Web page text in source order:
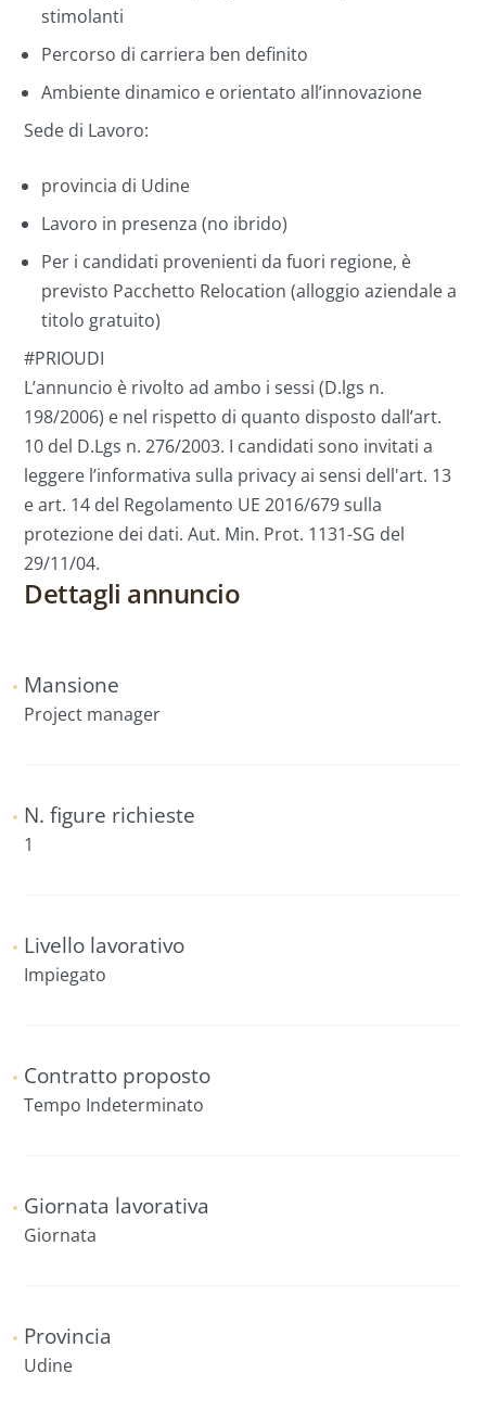
stimolanti
Percorso di carriera ben definito
Ambiente dinamico e orientato all’innovazione
Sede di Lavoro:
provincia di Udine
Lavoro in presenza (no ibrido)
Per i candidati provenienti da fuori regione, è
previsto Pacchetto Relocation (alloggio aziendale a
titolo gratuito)
#PRIOUDI
L’annuncio è rivolto ad ambo i sessi (D.lgs n.
198/2006) e nel rispetto di quanto disposto dall’art.
10 del D.Lgs n. 276/2003. I candidati sono invitati a
leggere l’informativa sulla privacy ai sensi dell'art. 13
e art. 14 del Regolamento UE 2016/679 sulla
protezione dei dati. Aut. Min. Prot. 1131-SG del
29/11/04.
Dettagli annuncio
Mansione
Project manager
N. figure richieste
1
Livello lavorativo
Impiegato
Contratto proposto
Tempo Indeterminato
Giornata lavorativa
Giornata
Provincia
Udine